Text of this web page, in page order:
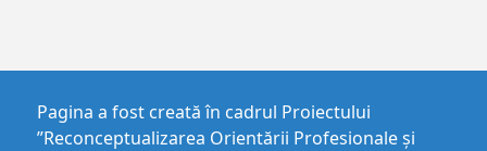
Pagina a fost creată în cadrul Proiectului
”Reconceptualizarea Orientării Profesionale și